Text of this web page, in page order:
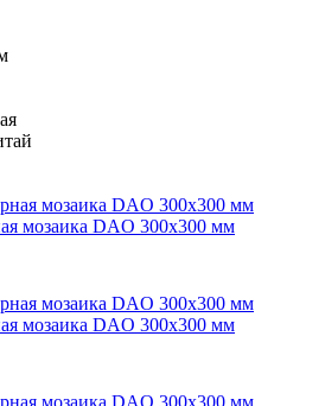
мозаика DAO 300x300 мм
мозаика DAO 300x300 мм